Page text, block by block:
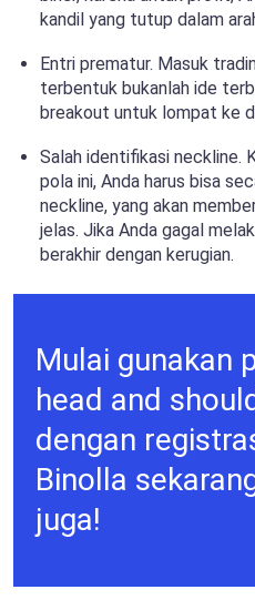
kandil yang tutup dalam
Entri prematur. Masuk
terbentuk bukanlah ide
breakout untuk lompat ke
Salah identifikasi neckline.
pola ini, Anda harus bisa
neckline, yang akan
jelas. Jika Anda gagal
berakhir dengan kerugian.
Mulai gunakan
head and
dengan
Binolla
juga!